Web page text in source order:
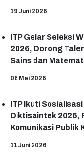
19 Juni 2026
ITP Gelar Seleksi
2026, Dorong
Sains dan
06 Mei 2026
ITP Ikuti
Diktisaintek 2026,
Komunikasi Publik
11 Juni 2026